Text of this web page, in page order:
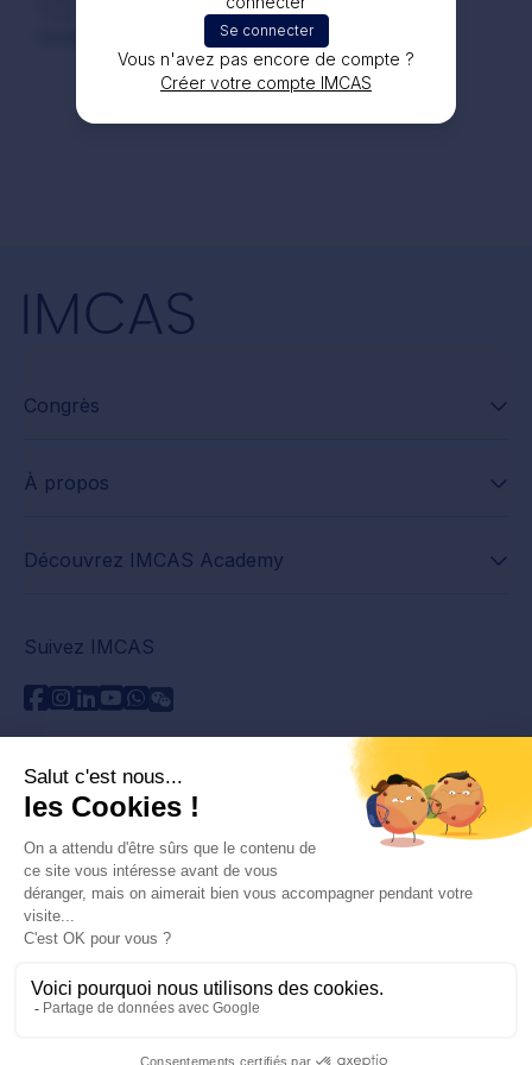
Se connecter
Vous n'avez pas encore de compte ?
Créer votre compte IMCAS
Congrès
À propos
Découvrez IMCAS Academy
Suivez IMCAS
Besoin d'aide ?
Contactez-nous
Lire les FAQs
Politique de confidentialité